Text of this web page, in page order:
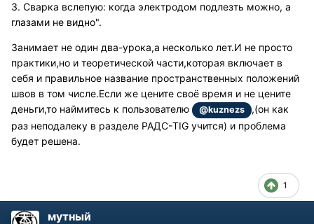
3. Сварка вслепую: когда электродом подлезть можно, а
глазами не видно".
Занимает не один два-урока,а несколько лет.И не просто
практики,но и теоретической части,которая включает в
себя и правильное название пространственных положений
швов в том числе.Если же цените своё время и не цените
деньги,то наймитесь к пользователю
@kuznezs
,(он как
раз неподалеку в разделе РАДС-TIG учится) и проблема
будет решена.
1
мутный